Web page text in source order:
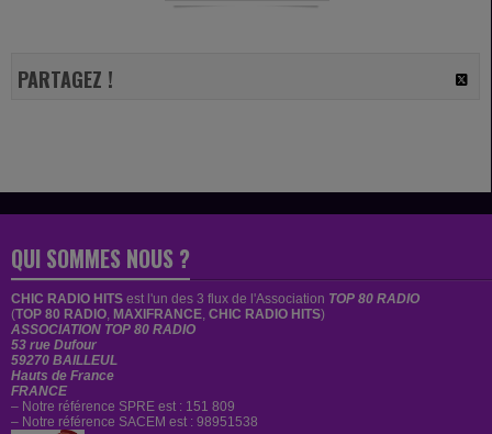
PARTAGEZ !
QUI SOMMES NOUS ?
CHIC RADIO HITS est l'un des 3 flux de l'Association TOP 80 RADIO
(TOP 80 RADIO, MAXIFRANCE, CHIC RADIO HITS)
ASSOCIATION TOP 80 RADIO
53 rue Dufour
59270 BAILLEUL
Hauts de France
FRANCE
– Notre référence SPRE est : 151 809
– Notre référence SACEM est : 98951538